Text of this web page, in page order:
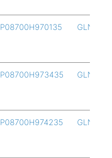
P08700H970135 GLN
P08700H973435 GLN
P08700H974235 GLN